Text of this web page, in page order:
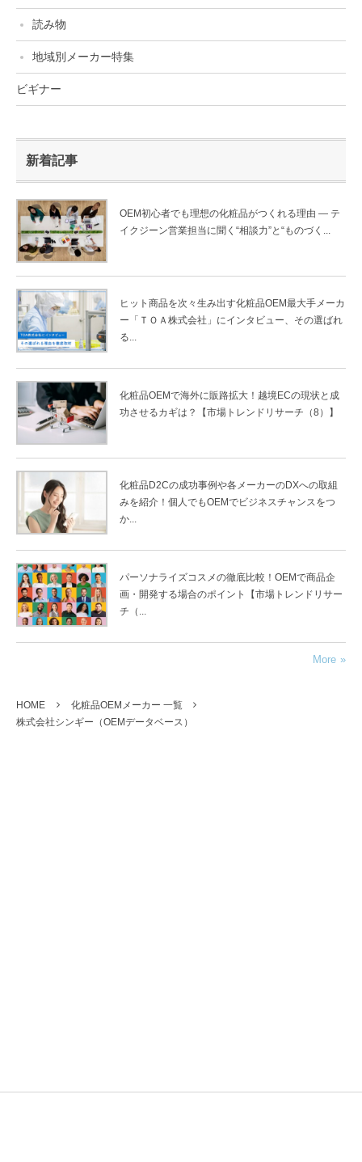
読み物
地域別メーカー特集
ビギナー
新着記事
OEM初心者でも理想の化粧品がつくれる理由 ― テ
イクジーン営業担当に聞く“相談力”と“ものづく...
ヒット商品を次々生み出す化粧品OEM最大手メーカ
ー「ＴＯＡ株式会社」にインタビュー、その選ばれ
る...
化粧品OEMで海外に販路拡大！越境ECの現状と成
功させるカギは？【市場トレンドリサーチ（8）】
化粧品D2Cの成功事例や各メーカーのDXへの取組
みを紹介！個人でもOEMでビジネスチャンスをつ
か...
パーソナライズコスメの徹底比較！OEMで商品企
画・開発する場合のポイント【市場トレンドリサー
チ（...
More
HOME
化粧品OEMメーカー 一覧
株式会社シンギー（OEMデータベース）